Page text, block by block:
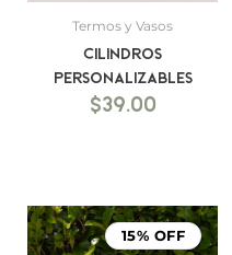
Termos y Vasos
Cilindros
Personalizables
$39.00
15% OFF